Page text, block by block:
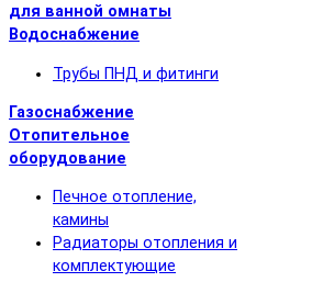
для ванной омнаты
Водоснабжение
Трубы ПНД и фитинги
Газоснабжение
Отопительное
оборудование
Печное отопление,
камины
Радиаторы отопления и
комплектующие